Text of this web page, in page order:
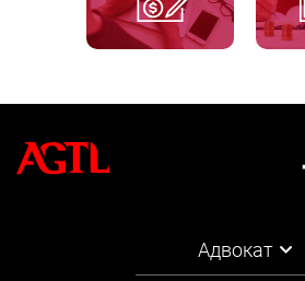
Адвокат